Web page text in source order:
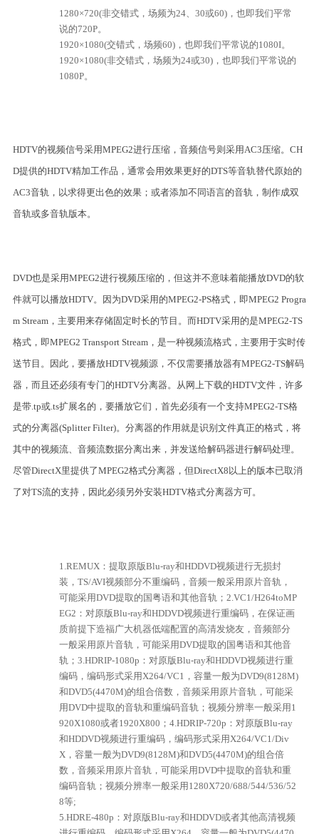
1280×720(非交错式，场频为24、30或60)，也即我们平常
说的720P。
1920×1080(交错式，场频60)，也即我们平常说的1080I。
1920×1080(非交错式，场频为24或30)，也即我们平常说的
1080P。
HDTV的视频信号采用MPEG2进行压缩，音频信号则采用AC3压缩。CH
D提供的HDTV精加工作品，通常会用效果更好的DTS等音轨替代原始的
AC3音轨，以求得更出色的效果；或者添加不同语言的音轨，制作成双
音轨或多音轨版本。
DVD也是采用MPEG2进行视频压缩的，但这并不意味着能播放DVD的软
件就可以播放HDTV。因为DVD采用的MPEG2-PS格式，即MPEG2 Progra
m Stream，主要用来存储固定时长的节目。而HDTV采用的是MPEG2-TS
格式，即MPEG2 Transport Stream，是一种视频流格式，主要用于实时传
送节目。因此，要播放HDTV视频源，不仅需要播放器有MPEG2-TS解码
器，而且还必须有专门的HDTV分离器。从网上下载的HDTV文件，许多
是带.tp或.ts扩展名的，要播放它们，首先必须有一个支持MPEG2-TS格
式的分离器(Splitter Filter)。分离器的作用就是识别文件真正的格式，将
其中的视频流、音频流数据分离出来，并发送给解码器进行解码处理。
尽管DirectX里提供了MPEG2格式分离器，但DirectX8以上的版本已取消
了对TS流的支持，因此必须另外安装HDTV格式分离器方可。
1.REMUX：提取原版Blu-ray和HDDVD视频进行无损封
装，TS/AVI视频部分不重编码，音频一般采用原片音轨，
可能采用DVD提取的国粤语和其他音轨； 2.VC1/H264toMP
EG2：对原版Blu-ray和HDDVD视频进行重编码，在保证画
质前提下造福广大机器低端配置的高清发烧友，音频部分
一般采用原片音轨，可能采用DVD提取的国粤语和其他音
轨； 3.HDRIP-1080p：对原版Blu-ray和HDDVD视频进行重
编码，编码形式采用X264/VC1，容量一般为DVD9(8128M)
和DVD5(4470M)的组合倍数，音频采用原片音轨，可能采
用DVD中提取的音轨和重编码音轨；视频分辨率一般采用1
920X1080或者1920X800； 4.HDRIP-720p：对原版Blu-ray
和HDDVD视频进行重编码，编码形式采用X264/VC1/Div
X，容量一般为DVD9(8128M)和DVD5(4470M)的组合倍
数，音频采用原片音轨，可能采用DVD中提取的音轨和重
编码音轨；视频分辨率一般采用1280X720/688/544/536/52
8等;
5.HDRE-480p：对原版Blu-ray和HDDVD或者其他高清视频